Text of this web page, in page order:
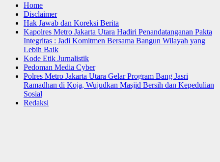
Home
Disclaimer
Hak Jawab dan Koreksi Berita
Kapolres Metro Jakarta Utara Hadiri Penandatanganan Pakta
Integritas : Jadi Komitmen Bersama Bangun Wilayah yang
Lebih Baik
Kode Etik Jurnalistik
Pedoman Media Cyber
Polres Metro Jakarta Utara Gelar Program Bang Jasri
Ramadhan di Koja, Wujudkan Masjid Bersih dan Kepedulian
Sosial
Redaksi